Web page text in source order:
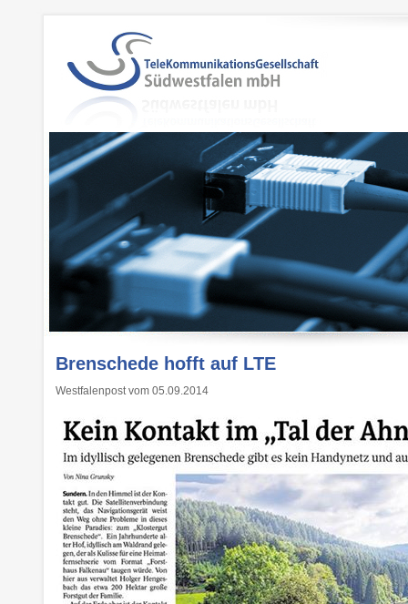
Brenschede hofft auf LTE
Westfalenpost vom 05.09.2014